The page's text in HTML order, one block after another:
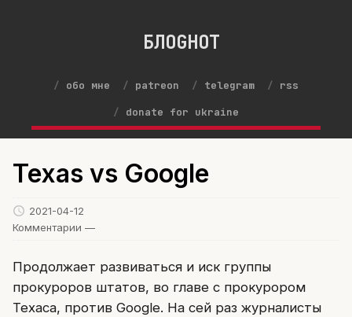
БЛОGНОТ
обо мне patreon telegram
rss
donate for ukraine
Texas vs Google
2021-04-12
Комментарии —
Продолжает развиваться и иск группы
прокуроров штатов, во главе с прокурором
Техаса, против Google. На сей раз журналисты